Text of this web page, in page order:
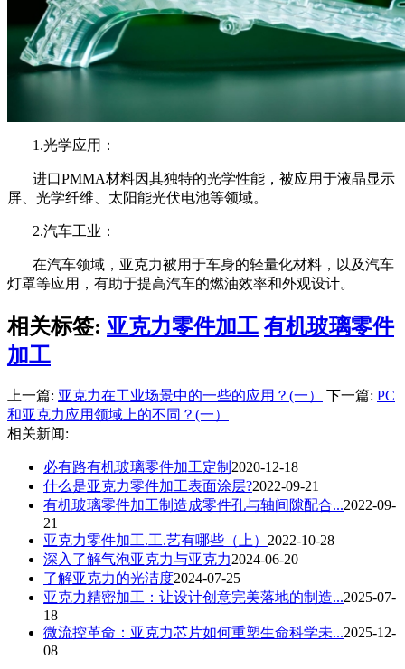
1.光学应用：
进口PMMA材料因其独特的光学性能，被应用于液晶显示
屏、光学纤维、太阳能光伏电池等领域。
2.汽车工业：
在汽车领域，亚克力被用于车身的轻量化材料，以及汽车
灯罩等应用，有助于提高汽车的燃油效率和外观设计。
相关标签: 亚克力零件加工 有机玻璃零件
加工
上一篇: 亚克力在工业场景中的一些的应用？(一） 下一篇: PC
和亚克力应用领域上的不同？(一）
相关新闻:
必有路有机玻璃零件加工定制 2020-12-18
什么是亚克力零件加工表面涂层?2022-09-21
有机玻璃零件加工制造成零件孔与轴间隙配合...2022-09-
21
亚克力零件加工.工.艺有哪些（上） 2022-10-28
深入了解气泡亚克力与亚克力2024-06-20
了解亚克力的光洁度2024-07-25
亚克力精密加工：让设计创意完美落地的制造...2025-07-
18
微流控革命：亚克力芯片如何重塑生命科学未...2025-12-
08